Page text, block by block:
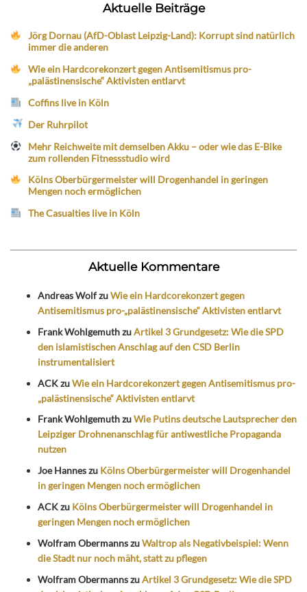
Aktuelle Beiträge
Jörg Dornau (AfD-Oblast Leipzig-Land): Korrupt sind natürlich
immer die anderen
Wie ein Hardcorekonzert gegen Antisemitismus pro-
„palästinensische“ Aktivisten entlarvt
Coffins live in Köln
Der Ruhrpilot
Mehr Reichweite mit demselben Akku – oder wie das E-Bike
zum rollenden Fitnessstudio wird
Kölns Oberbürgermeister will Drogenhandel in geringen
Mengen noch ermöglichen
The Casualties live in Köln
Aktuelle Kommentare
Andreas WolfzuWie ein Hardcorekonzert gegen
Antisemitismus pro-„palästinensische“ Aktivisten entlarvt
Frank WohlgemuthzuArtikel 3 Grundgesetz: Wie die SPD
den islamistischen Anschlag auf den CSD Berlin
instrumentalisiert
ACKzuWie ein Hardcorekonzert gegen Antisemitismus pro-
„palästinensische“ Aktivisten entlarvt
Frank WohlgemuthzuWie Putins deutsche Lautsprecher den
Leipziger Drohnenanschlag für antiwestliche Propaganda
nutzen
Joe Hanneszu Kölns Oberbürgermeister will Drogenhandel
in geringen Mengen noch ermöglichen
ACKzu Kölns Oberbürgermeister will Drogenhandel in
geringen Mengen noch ermöglichen
Wolfram ObermannszuWaltrop als Negativbeispiel: Wenn
die Stadt nur noch mäht, statt zu pflegen
Wolfram ObermannszuArtikel 3 Grundgesetz: Wie die SPD